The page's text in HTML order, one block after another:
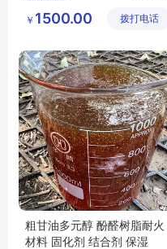
污水处理行情
科技有限
￥ 1500.00 拨打电话
粗甘油多元醇 酚醛树脂耐火
材料 固化剂 结合剂 保湿